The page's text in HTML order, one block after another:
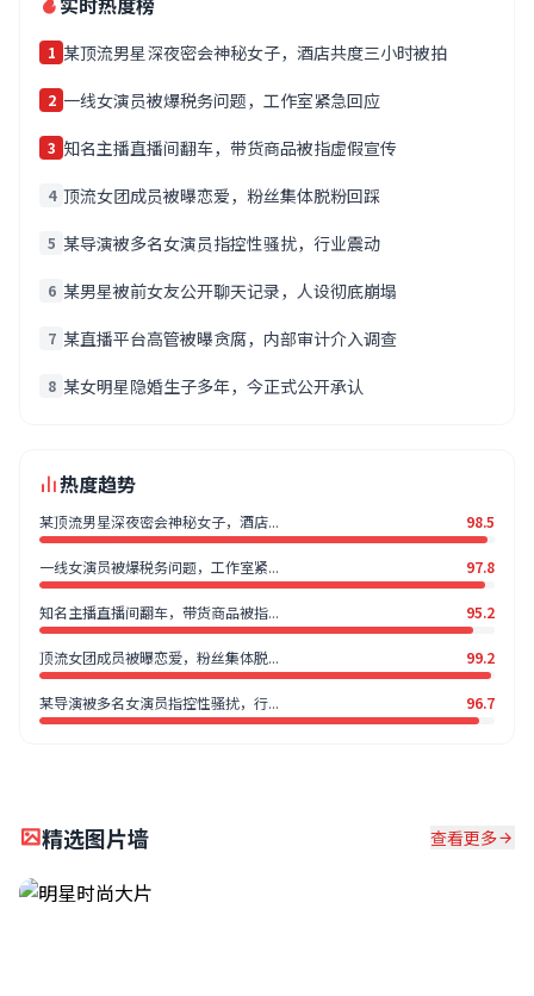
1 某顶流男星深夜密会神秘女子，酒店共度三小时被拍
2 一线女演员被爆税务问题，工作室紧急回应
3 知名主播直播间翻车，带货商品被指虚假宣传
4 顶流女团成员被曝恋爱，粉丝集体脱粉回踩
5 某导演被多名女演员指控性骚扰，行业震动
6 某男星被前女友公开聊天记录，人设彻底崩塌
7 某直播平台高管被曝贪腐，内部审计介入调查
8 某女明星隐婚生子多年，今正式公开承认
热度趋势
某顶流男星深夜密会神秘女子，酒店... 98.5
一线女演员被爆税务问题，工作室紧... 97.8
知名主播直播间翻车，带货商品被指... 95.2
顶流女团成员被曝恋爱，粉丝集体脱... 99.2
某导演被多名女演员指控性骚扰，行... 96.7
精选图片墙 查看更多